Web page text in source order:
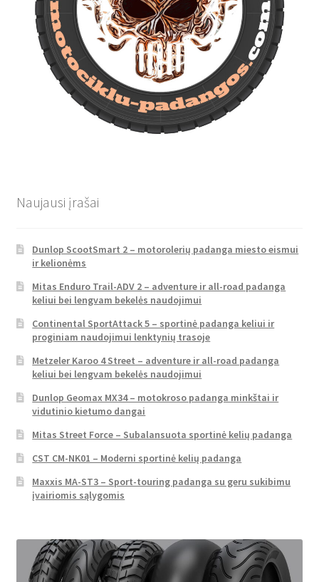
Naujausi įrašai
Dunlop ScootSmart 2 – motorolerių padanga miesto eismui
ir kelionėms
Mitas Enduro Trail-ADV 2 – adventure ir all-road padanga
keliui bei lengvam bekelės naudojimui
Continental SportAttack 5 – sportinė padanga keliui ir
proginiam naudojimui lenktynių trasoje
Metzeler Karoo 4 Street – adventure ir all-road padanga
keliui bei lengvam bekelės naudojimui
Dunlop Geomax MX34 – motokroso padanga minkštai ir
vidutinio kietumo dangai
Mitas Street Force – Subalansuota sportinė kelių padanga
CST CM-NK01 – Moderni sportinė kelių padanga
Maxxis MA-ST3 – Sport-touring padanga su geru sukibimu
įvairiomis sąlygomis